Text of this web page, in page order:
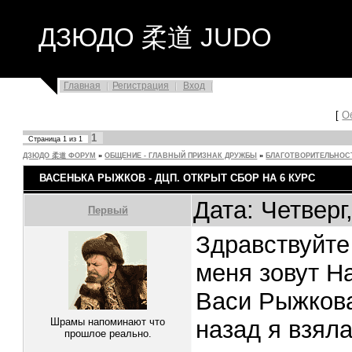
ДЗЮДО 柔道 JUDO
Главная Регистрация Вход
[
Страница1 из1 1
ДЗЮДО 柔道 ФОРУМ » ОБЩЕНИЕ - ГЛАВНЫЙ ПРИЗНАК ДРУЖБЫ »
ВАСЕНЬКА РЫЖКОВ - ДЦП. ОТКРЫТ СБОР НА 6 КУРС
Первый Дата:
Шрамы напоминают что
прошлое реально.
меня зовут
Васи
назад я